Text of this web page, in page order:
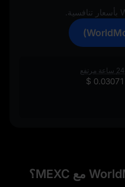
24 ساعة مرتفع
$ 0.03071